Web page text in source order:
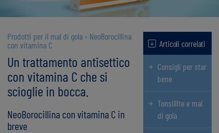
Gli spot TV
Articoli correlati
Consigli per star
bene
Tonsillite e mal
di gola
Prodotti per il mal di gola › NeoBorocillina
con vitamina C
Un trattamento antisettico
con vitamina C che si
scioglie in bocca.
NeoBorocillina con vitamina C in
breve